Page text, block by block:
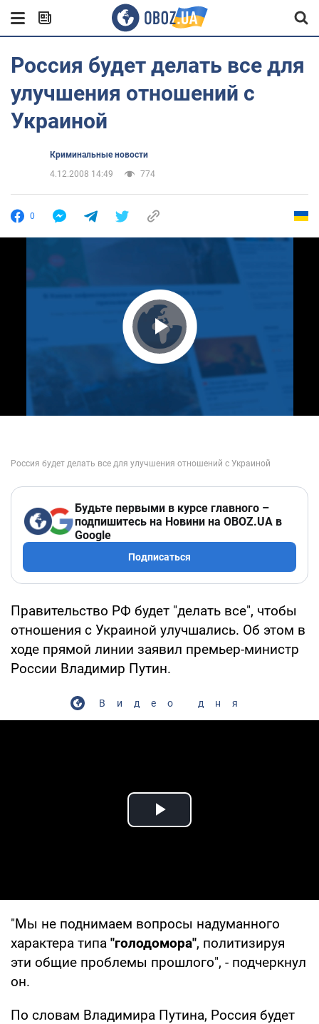
Россия будет делать все для
улучшения отношений с
Украиной
Криминальные новости
4.12.2008 14:49
774
0
Play Video
Будьте первыми в курсе главного –
подпишитесь на Новини на OBOZ.UA в
Google
Подписаться
Правительство РФ будет "делать все", чтобы
отношения с Украиной улучшались. Об этом в
ходе прямой линии заявил премьер-министр
России Владимир Путин.
Видео дня
Play Video
"Мы не поднимаем вопросы надуманного
характера типа "голодомора", политизируя
эти общие проблемы прошлого", - подчеркнул
он.
По словам Владимира Путина, Россия будет